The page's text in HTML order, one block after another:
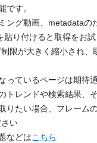
です。
ング動画、metadataの
貼り付けると取得をお
限が大きく縮小され、
っているページは期待
トレンドや検索結果、
りたい場合、フレーム
い
などはこちら